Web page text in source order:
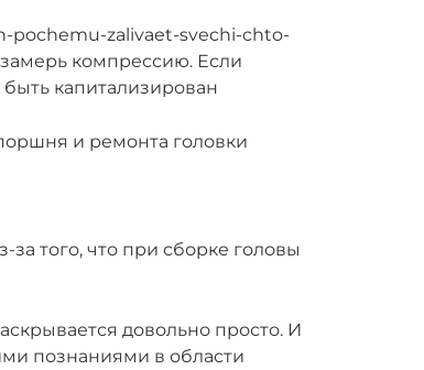
pochemu-zalivaet-svechi-chto-
компрессию. Если
капитализирован
и ремонта головки
того, что при сборке головы
довольно просто. И
познаниями в области